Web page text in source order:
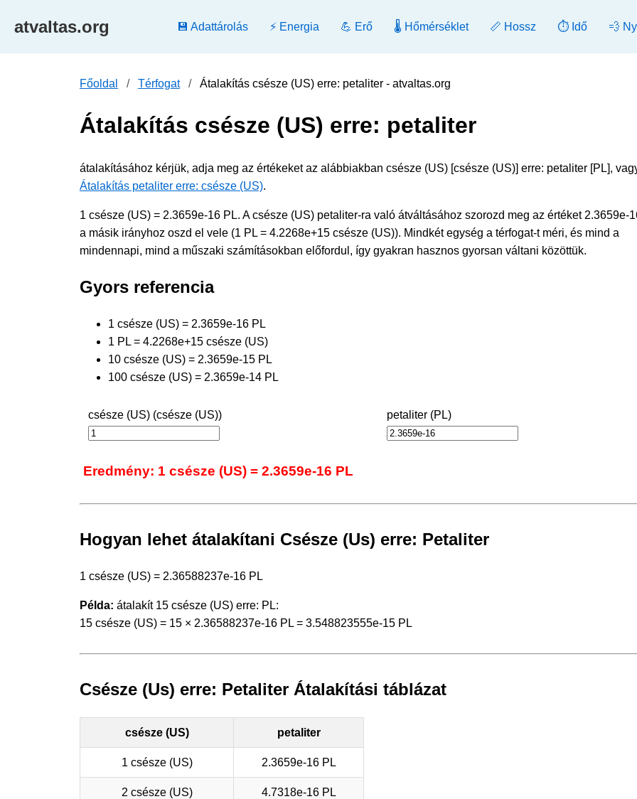
atvaltas.org 💾 Adattárolás ⚡ Energia 💪 Erő 🌡️ Hőmérséklet 📏 Hossz ⏱️ Idő 💨
Főoldal Térfogat Átalakítás csésze (US) erre: petaliter - atvaltas.org
Átalakítás csésze (US) erre: petaliter
átalakításához kérjük, adja meg az értékeket az alábbiakban csésze (US) [csésze (US)] erre: petaliter [PL],
Átalakítás petaliter erre: csésze (US).
1 csésze (US) = 2.3659e-16 PL. A csésze (US) petaliter-ra való átváltásához szorozd meg az értéket 2.3659e-
a másik irányhoz oszd el vele (1 PL = 4.2268e+15 csésze (US)). Mindkét egység a térfogat-t méri, és mind a
mindennapi, mind a műszaki számításokban előfordul, így gyakran hasznos gyorsan váltani közöttük.
Gyors referencia
1 csésze (US) = 2.3659e-16 PL
1 PL = 4.2268e+15 csésze (US)
10 csésze (US) = 2.3659e-15 PL
100 csésze (US) = 2.3659e-14 PL
csésze (US) (csésze (US)) petaliter (PL)
Eredmény: 1 csésze (US) = 2.3659e-16 PL
Hogyan lehet átalakítani Csésze (Us) erre: Petaliter
1 csésze (US) = 2.36588237e-16 PL
Példa: átalakít 15 csésze (US) erre: PL:
15 csésze (US) = 15 × 2.36588237e-16 PL = 3.548823555e-15 PL
Csésze (Us) erre: Petaliter Átalakítási táblázat
csésze (US) petaliter
1 csésze (US) 2.3659e-16 PL
2 csésze (US) 4.7318e-16 PL